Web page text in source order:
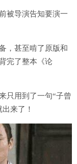
被导演告知要演一
，甚至啃了原版和
完了整本《论
只用到了一句“子曾
来了！